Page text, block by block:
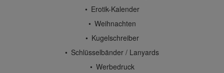
Erotik-Kalender
Weihnachten
Kugelschreiber
Schlüsselbänder / Lanyards
Werbedruck